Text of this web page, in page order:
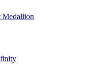
Medallion